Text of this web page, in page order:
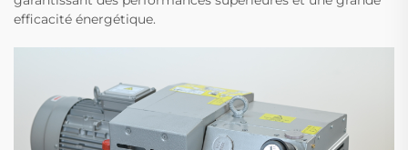
efficacité énergétique.